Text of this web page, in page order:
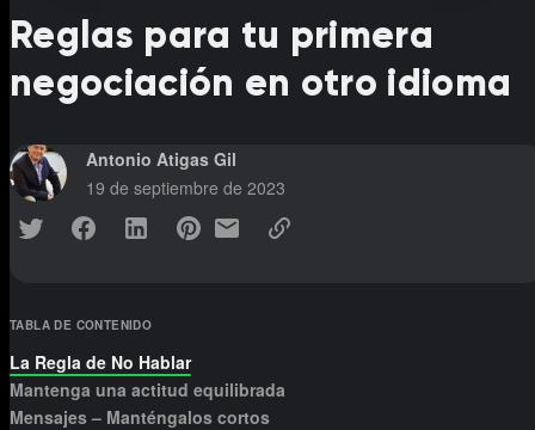
Reglas para tu primera
negociación en otro idioma
Antonio Atigas Gil
19 de septiembre de 2023
TABLA DE CONTENIDO
La Regla de No Hablar
Mantenga una actitud equilibrada
Mensajes – Manténgalos cortos